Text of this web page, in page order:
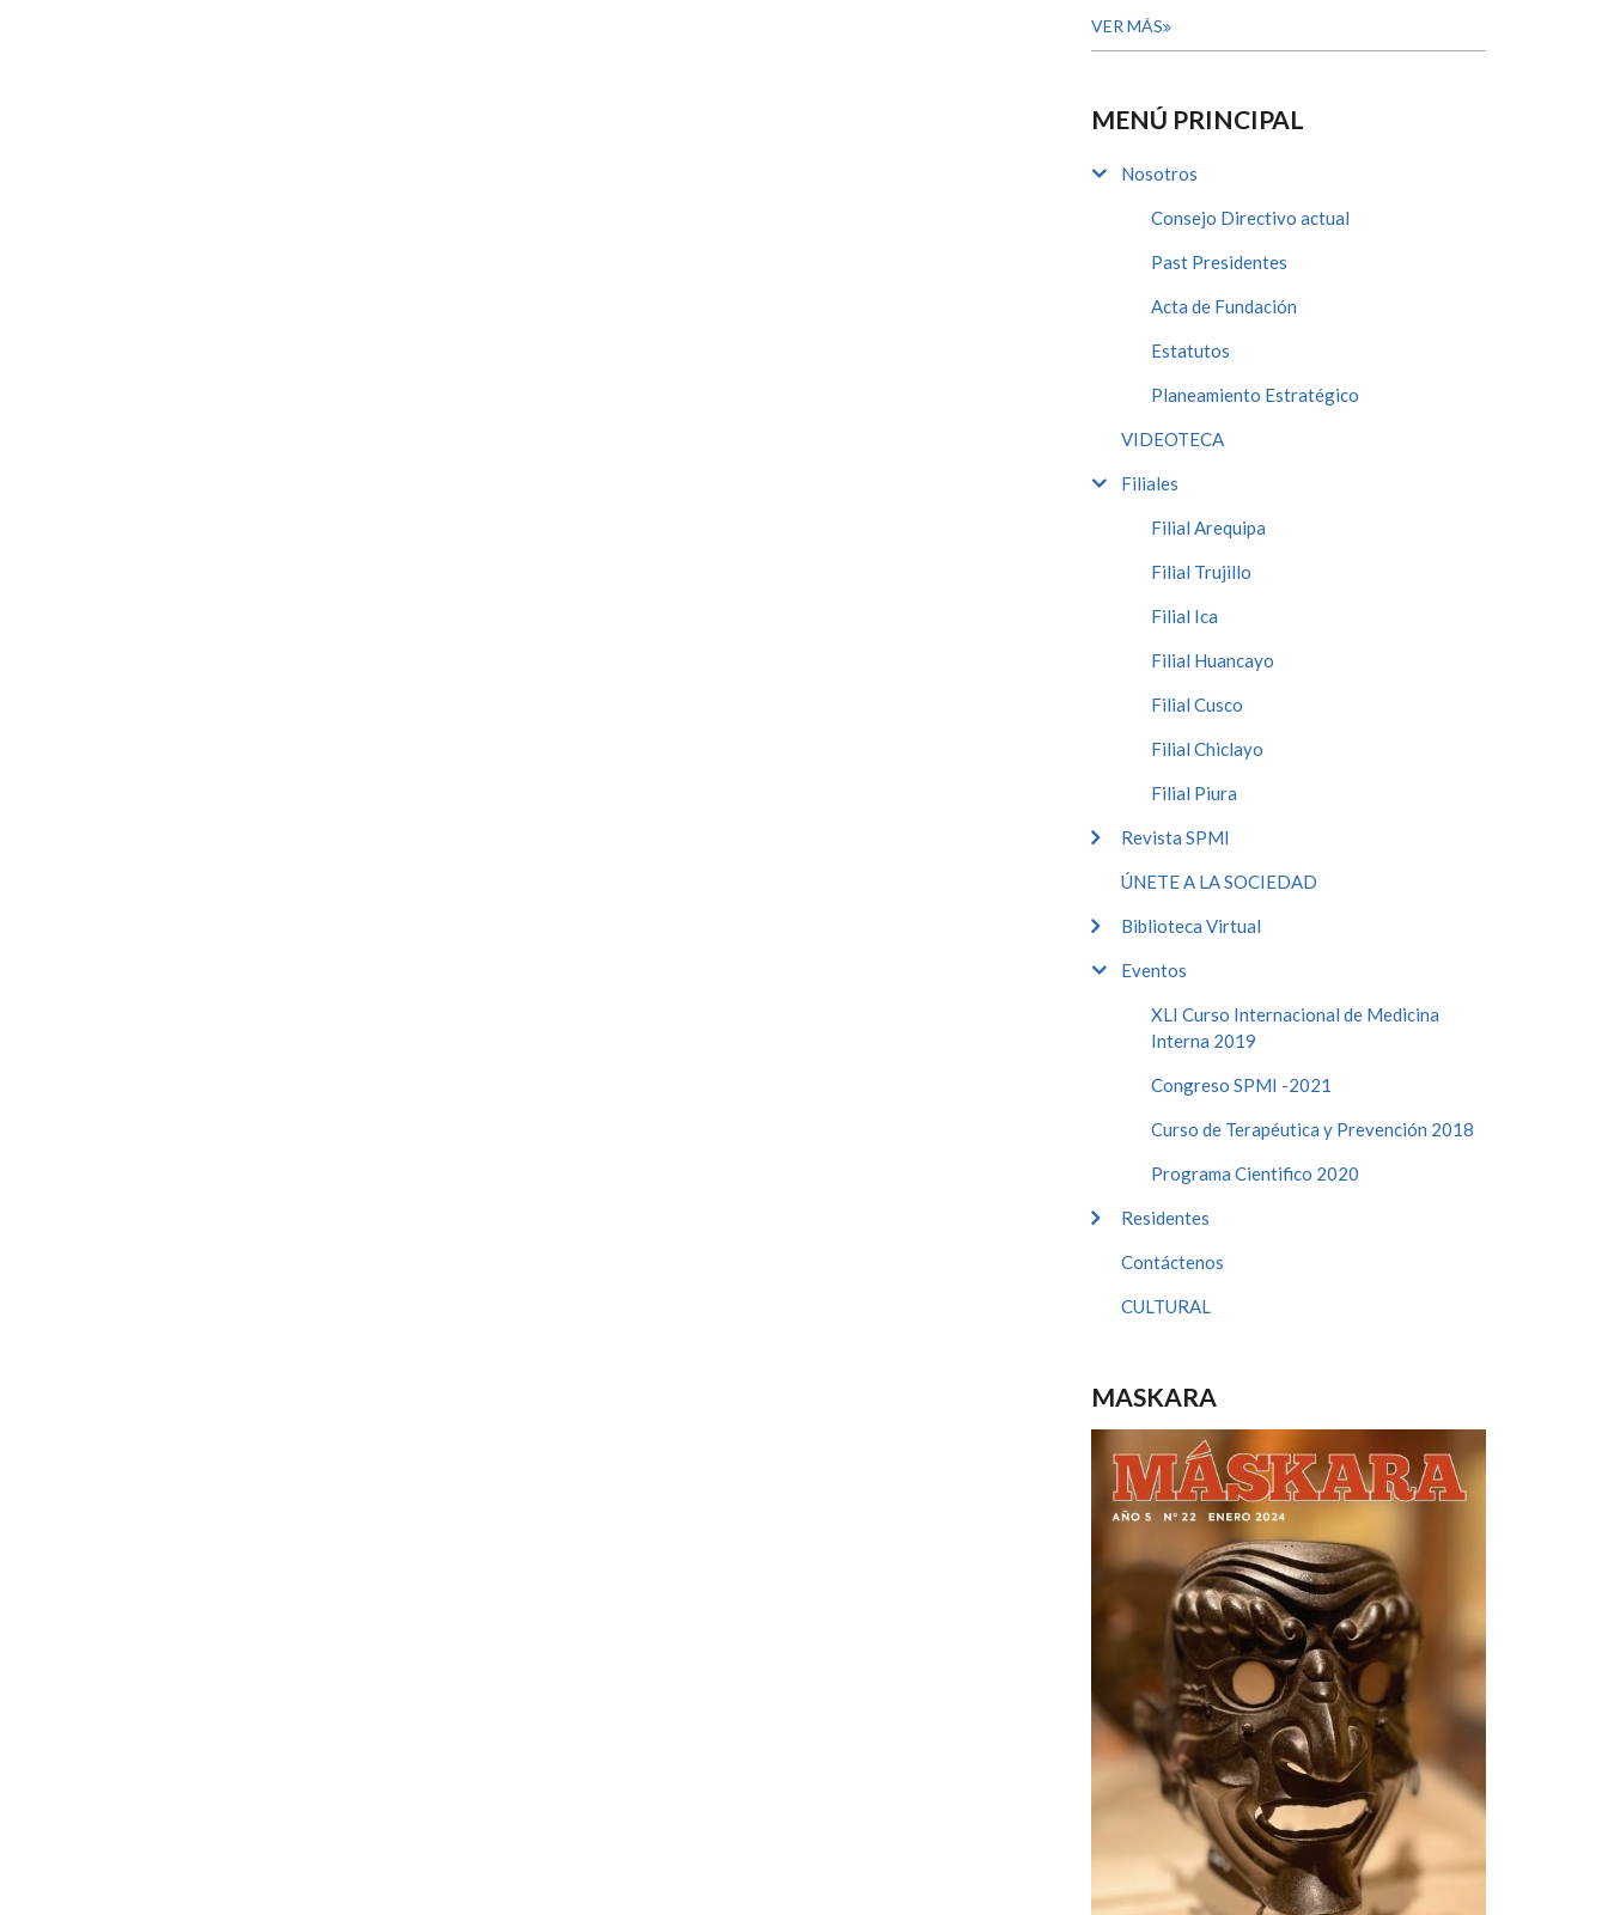
VER MÁS
MENÚ PRINCIPAL
Nosotros
Consejo Directivo actual
Past Presidentes
Acta de Fundación
Estatutos
Planeamiento Estratégico
VIDEOTECA
Filiales
Filial Arequipa
Filial Trujillo
Filial Ica
Filial Huancayo
Filial Cusco
Filial Chiclayo
Filial Piura
Revista SPMI
ÚNETE A LA SOCIEDAD
Biblioteca Virtual
Eventos
XLI Curso Internacional de Medicina
Interna 2019
Congreso SPMI -2021
Curso de Terapéutica y Prevención 2018
Programa Cientifico 2020
Residentes
Contáctenos
CULTURAL
MASKARA